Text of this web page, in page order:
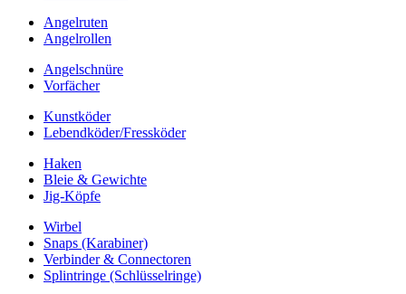
Angelruten
Angelrollen
Angelschnüre
Vorfächer
Kunstköder
Lebendköder/Fressköder
Haken
Bleie & Gewichte
Jig-Köpfe
Wirbel
Snaps (Karabiner)
Verbinder & Connectoren
Splintringe (Schlüsselringe)